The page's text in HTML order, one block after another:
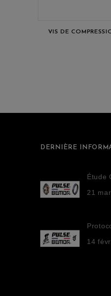
VIS DE
DERNIÈRE
Étude
21
14févr.